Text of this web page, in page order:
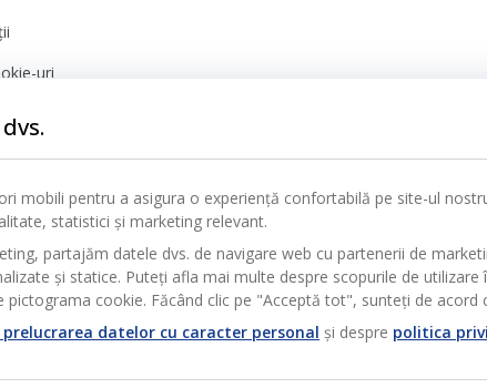
uri
mobili pentru a asigura o experiență confortabilă pe site-ul
statistici și marketing relevant.
partajăm datele dvs. de navigare web cu partenerii de
și statice. Puteți afla mai multe despre scopurile de
cookie. Făcând clic pe "Acceptă tot", sunteți de acord
datelor cu caracter personal și despre politica